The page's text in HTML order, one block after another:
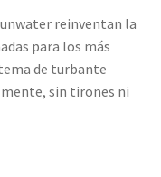
reinventan la
para los más
de turbante
sin tirones ni